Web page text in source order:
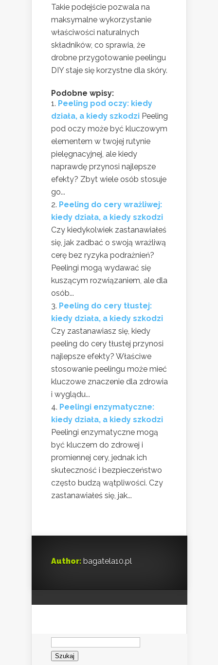
Takie podejście pozwala na
maksymalne wykorzystanie
właściwości naturalnych
składników, co sprawia, że
drobne przygotowanie peelingu
DIY staje się korzystne dla skóry.
Podobne wpisy:
Peeling pod oczy: kiedy
działa, a kiedy szkodzi Peeling
pod oczy może być kluczowym
elementem w twojej rutynie
pielęgnacyjnej, ale kiedy
naprawdę przynosi najlepsze
efekty? Zbyt wiele osób stosuje
go...
Peeling do cery wrażliwej:
kiedy działa, a kiedy szkodzi
Czy kiedykolwiek zastanawiałeś
się, jak zadbać o swoją wrażliwą
cerę bez ryzyka podrażnień?
Peelingi mogą wydawać się
kuszącym rozwiązaniem, ale dla
osób...
Peeling do cery tłustej:
kiedy działa, a kiedy szkodzi
Czy zastanawiasz się, kiedy
peeling do cery tłustej przynosi
najlepsze efekty? Właściwe
stosowanie peelingu może mieć
kluczowe znaczenie dla zdrowia
i wyglądu...
Peelingi enzymatyczne:
kiedy działa, a kiedy szkodzi
Peelingi enzymatyczne mogą
być kluczem do zdrowej i
promiennej cery, jednak ich
skuteczność i bezpieczeństwo
często budzą wątpliwości. Czy
zastanawiałeś się, jak...
Author: bagatela10.pl
Szukaj: